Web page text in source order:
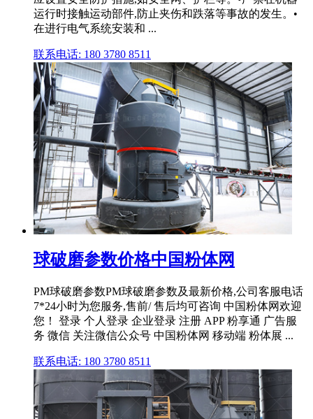
运行时接触运动部件,防止夹伤和跌落等事故的发生。•
在进行电气系统安装和 ...
联系电话: 180 3780 8511
球破磨参数价格中国粉体网
PM球破磨参数PM球破磨参数及最新价格,公司客服电话
7*24小时为您服务,售前/ 售后均可咨询 中国粉体网欢迎
您！ 登录 个人登录 企业登录 注册 APP 粉享通 广告服
务 微信 关注微信公众号 中国粉体网 移动端 粉体展 ...
联系电话: 180 3780 8511